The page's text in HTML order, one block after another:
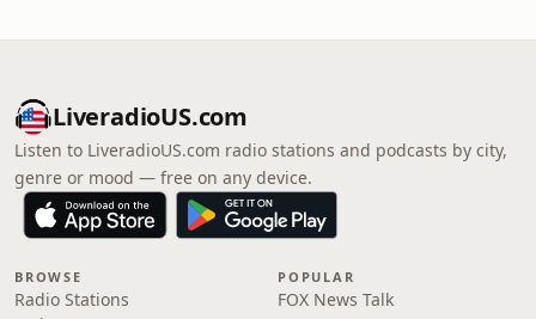
LiveradioUS.com
Listen to LiveradioUS.com radio stations and podcasts by city,
genre or mood — free on any device.
BROWSE
Radio Stations
POPULAR
FOX News Talk